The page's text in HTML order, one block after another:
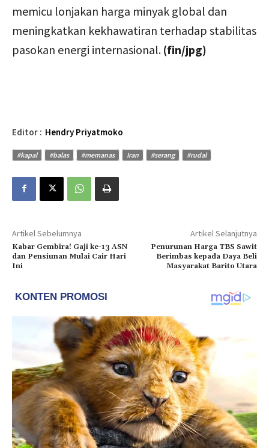
memicu lonjakan harga minyak global dan
meningkatkan kekhawatiran terhadap stabilitas
pasokan energi internasional. (fin/jpg)
Editor : Hendry Priyatmoko
#kapal #balas #memanas Iran #serang #rudal
Artikel Sebelumnya
Kabar Gembira! Gaji ke-13 ASN
dan Pensiunan Mulai Cair Hari
Ini
Artikel Selanjutnya
Penurunan Harga TBS Sawit
Berimbas kepada Daya Beli
Masyarakat Barito Utara